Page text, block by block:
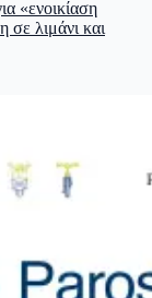
«ενοικίαση
λιμάνι και